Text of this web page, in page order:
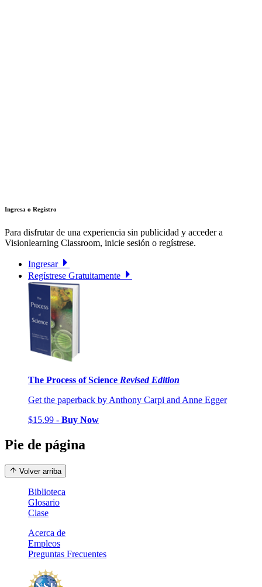
Ingresa o Registro
Para disfrutar de una experiencia sin publicidad y acceder a
Visionlearning Classroom, inicie sesión o regístrese.
Ingresar
Regístrese Gratuitamente
The Process of Science Revised Edition
Get the paperback by Anthony Carpi and Anne Egger
$15.99 - Buy Now
Pie de página
Volver arriba
Biblioteca
Glosario
Clase
Acerca de
Empleos
Preguntas Frecuentes